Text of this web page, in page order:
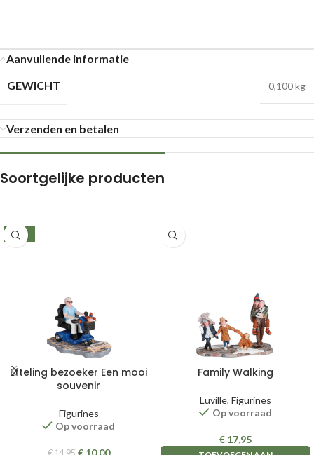
Aanvullende informatie
GEWICHT
0,100 kg
Verzenden en betalen
Soortgelijke producten
-33%
Efteling bezoeker Een mooi
souvenir
Figurines
Op voorraad
Family Walking
Luville, Figurines
Op voorraad
€ 17,95